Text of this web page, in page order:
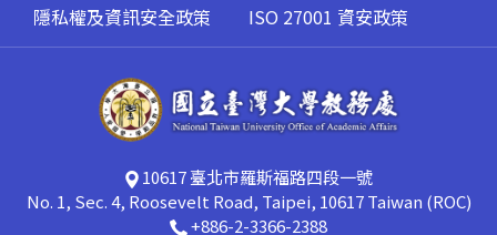
隱私權及資訊安全政策 ISO 27001 資安政策
10617 臺北市羅斯福路四段一號
No. 1, Sec. 4, Roosevelt Road, Taipei, 10617 Taiwan (ROC)
+886-2-3366-2388